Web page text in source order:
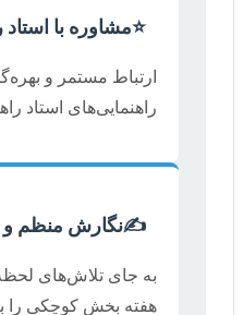
⭐مشاوره با استاد
ارتباط مستمر و
راهنمایی‌های استاد
✍️نگارش منظم و
به جای تلاش‌های
هفته بخش کوچکی را